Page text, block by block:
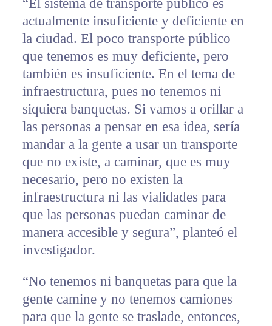
“El sistema de transporte público es
actualmente insuficiente y deficiente en
la ciudad. El poco transporte público
que tenemos es muy deficiente, pero
también es insuficiente. En el tema de
infraestructura, pues no tenemos ni
siquiera banquetas. Si vamos a orillar a
las personas a pensar en esa idea, sería
mandar a la gente a usar un transporte
que no existe, a caminar, que es muy
necesario, pero no existen la
infraestructura ni las vialidades para
que las personas puedan caminar de
manera accesible y segura”, planteó el
investigador.
“No tenemos ni banquetas para que la
gente camine y no tenemos camiones
para que la gente se traslade, entonces,